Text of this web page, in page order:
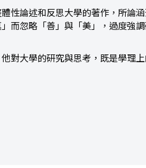
性論述和反思大學的著作，所論
而忽略「善」與「美」，過度強
對大學的研究與思考，既是學理